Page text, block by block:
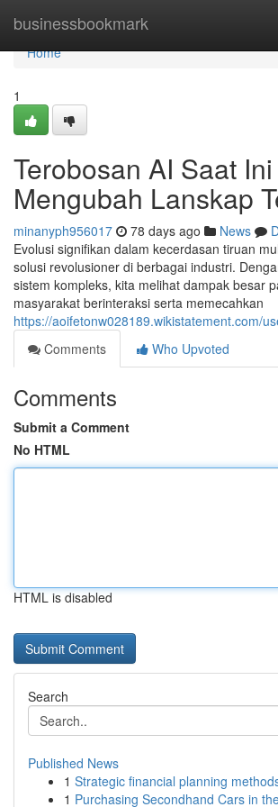
businessbookmark
Home
Home
1
Terobosan AI Saat Ini
Mengubah Lanskap
minanyph956017 78 days ago News
Evolusi signifikan dalam kecerdasan tiruan
solusi revolusioner di berbagai industri.
sistem kompleks, kita melihat dampak besar
masyarakat berinteraksi serta memecahkan
https://aoifetonw028189.wikistatement.com/
Comments
Who Upvoted
Comments
Submit a Comment
No HTML
HTML is disabled
Search
Published News
1 Strategic financial planning
1 Purchasing Secondhand Cars in